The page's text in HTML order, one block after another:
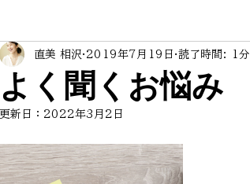
よく聞くお悩み
直美 相沢 2019年7月19日 読了時間: 1分
更新日： 2022年3月2日